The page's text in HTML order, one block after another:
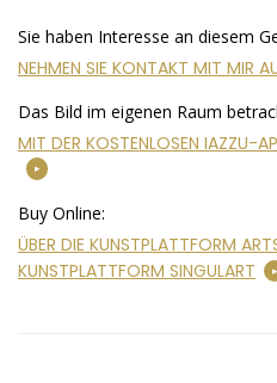
Sie haben Interesse an diesem
NEHMEN SIE KONTAKT MIT MIR
Das Bild im eigenen Raum
MIT DER KOSTENLOSEN IAZZU-
Buy Online:
ÜBER DIE KUNSTPLATTFORM
KUNSTPLATTFORM SINGULART